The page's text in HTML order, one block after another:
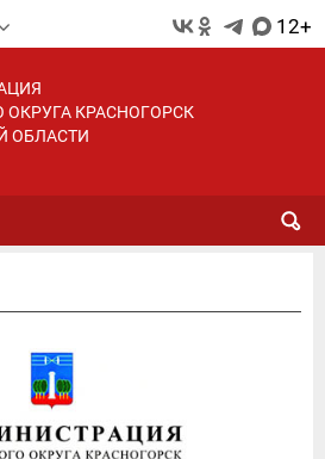
12+
ОКРУГА КРАСНОГОРСК
ОБЛАСТИ